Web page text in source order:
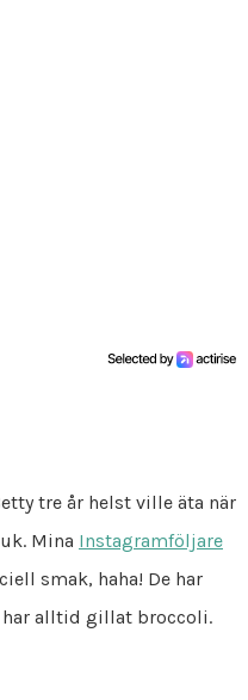
tre år helst ville äta när
Mina Instagramföljare
smak, haha! De har
har alltid gillat broccoli.